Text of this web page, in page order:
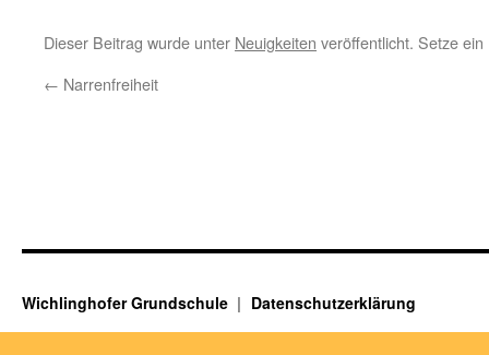
Dieser Beitrag wurde unter Neuigkeiten veröffentlicht. Setze
← Narrenfreiheit
Wichlinghofer Grundschule Datenschutzerklärung